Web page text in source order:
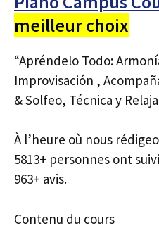
meilleur choix
“Apréndelo Todo:
Improvisación ,
& Solfeo, Técnica y
À l’heure où nous
5813+ personnes ont
963+ avis.
Contenu du cours